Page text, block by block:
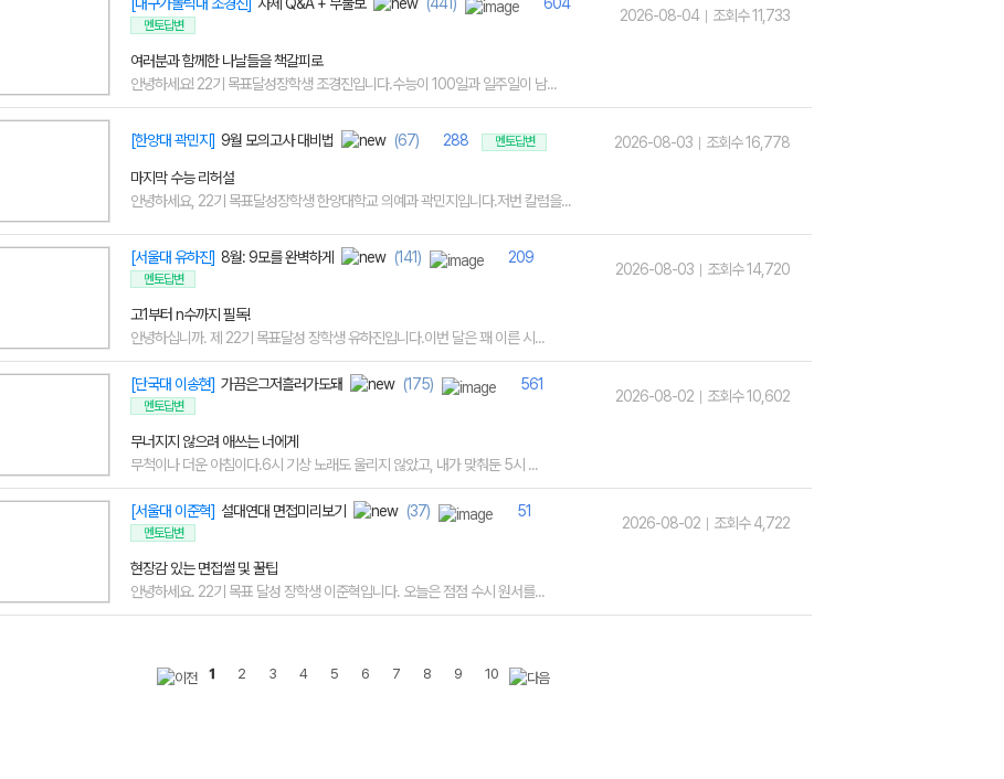
멘토답변
여러분과 함께한 나날들을 책갈피로
안녕하세요! 22기 목표달성장학생 조경진입니다.수능이 100일과 일주일이 남...
2026-08-04 조회수 11,733
[한양대 곽민지] 9월 모의고사 대비법 (67) 288 멘토답변
마지막 수능 리허설
안녕하세요, 22기 목표달성장학생 한양대학교 의예과 곽민지입니다.저번 칼럼을...
2026-08-03 조회수 16,778
[서울대 유하진] 8월: 9모를 완벽하게 (141) 209
멘토답변
고1부터 n수까지 필독!
안녕하십니까. 제 22기 목표달성 장학생 유하진입니다.이번 달은 꽤 이른 시...
2026-08-03 조회수 14,720
[단국대 이송현] 가끔은그저흘러가도돼 (175) 561
멘토답변
무너지지 않으려 애쓰는 너에게
무척이나 더운 아침이다.6시 기상 노래도 울리지 않았고, 내가 맞춰둔 5시 ...
2026-08-02 조회수 10,602
[서울대 이준혁] 설대연대 면접미리보기 (37) 51
멘토답변
현장감 있는 면접썰 및 꿀팁
안녕하세요. 22기 목표 달성 장학생 이준혁입니다. 오늘은 점점 수시 원서를...
2026-08-02 조회수 4,722
1 2 3 4 5 6 7 8 9 10